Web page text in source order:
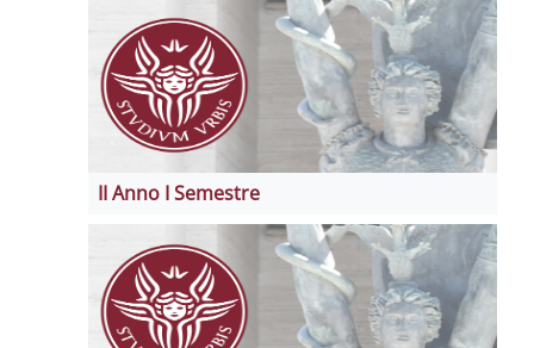
II Anno I Semestre